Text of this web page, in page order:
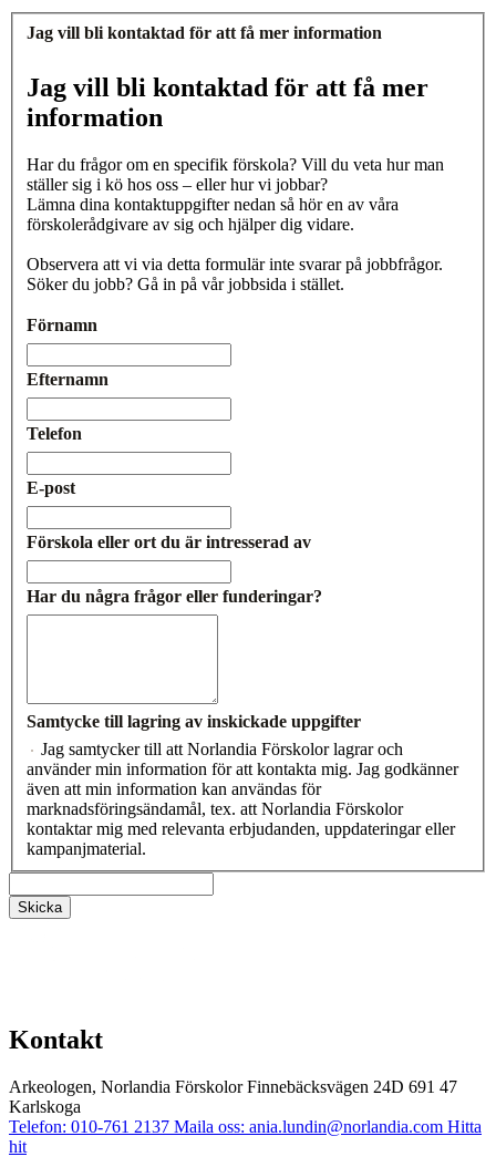
Jag vill bli kontaktad för att få mer information
Jag vill bli kontaktad för att få mer
information
Har du frågor om en specifik förskola? Vill du veta hur man
ställer sig i kö hos oss – eller hur vi jobbar?
Lämna dina kontaktuppgifter nedan så hör en av våra
förskolerådgivare av sig och hjälper dig vidare.
Observera att vi via detta formulär inte svarar på jobbfrågor.
Söker du jobb? Gå in på vår jobbsida i stället.
Förnamn
Efternamn
Telefon
E-post
Förskola eller ort du är intresserad av
Har du några frågor eller funderingar?
Samtycke till lagring av inskickade uppgifter
Jag samtycker till att Norlandia Förskolor lagrar och
använder min information för att kontakta mig. Jag godkänner
även att min information kan användas för
marknadsföringsändamål, tex. att Norlandia Förskolor
kontaktar mig med relevanta erbjudanden, uppdateringar eller
kampanjmaterial.
Kontakt
Arkeologen, Norlandia Förskolor Finnebäcksvägen 24D 691 47
Karlskoga
Telefon: 010-761 2137 Maila oss: ania.lundin@norlandia.com Hitta
hit